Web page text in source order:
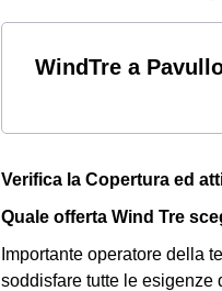
WindTre a
Verifica la Copertura ed
Quale offerta Wind Tre
Importante operatore della
soddisfare tutte le